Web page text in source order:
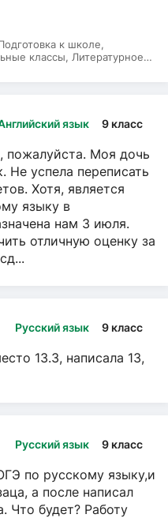
к школе,
классы, Литературное
язык 9 класс
пожалуйста. Моя дочь
Не успела переписать
Хотя, является
языку в
нам 3 июля.
отличную оценку за
Русский язык 9 класс
13.3, написала 13,
Русский язык 9 класс
по русскому языку,и
а после написал
Что будет? Работу